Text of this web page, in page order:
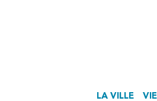
LA VILLE